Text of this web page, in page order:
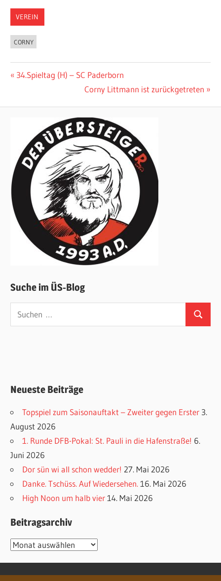
VEREIN
CORNY
Beitragsnavigation
Vorheriger
34.Spieltag (H) – SC Paderborn
Nächster
Corny Littmann ist zurückgetreten
Suche im ÜS-Blog
Suchen
nach:
Suchen
Neueste Beiträge
Topspiel zum Saisonauftakt – Zweiter gegen Erster 3.
August 2026
1. Runde DFB-Pokal: St. Pauli in die Hafenstraße! 6.
Juni 2026
Dor sün wi all schon wedder! 27. Mai 2026
Danke. Tschüss. Auf Wiedersehen. 16. Mai 2026
High Noon um halb vier 14. Mai 2026
Beitragsarchiv
Beitragsarchiv